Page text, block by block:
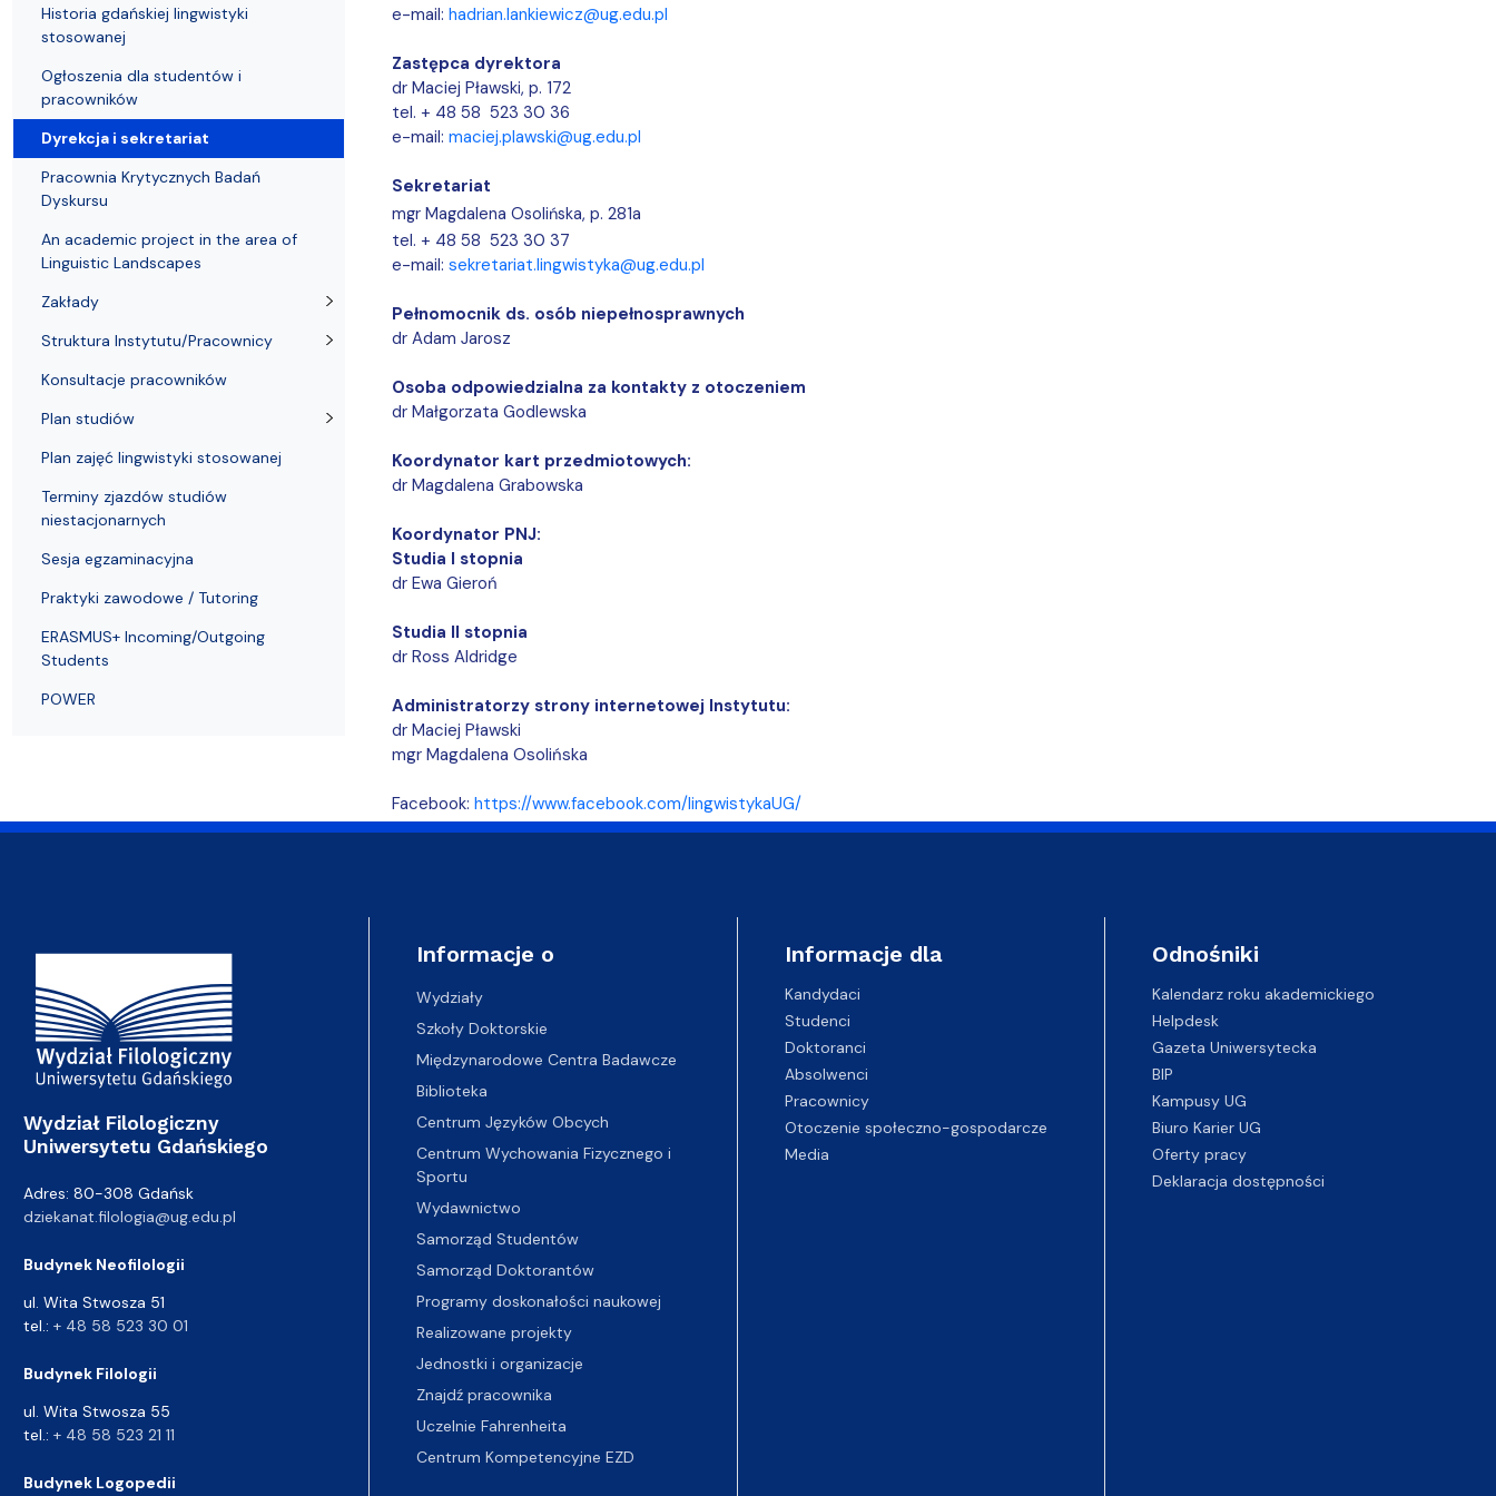
e-mail: hadrian.lankiewicz@ug.edu.pl
Zastępca dyrektora
dr Maciej Pławski, p. 172
tel. + 48 58 523 30 36
e-mail: maciej.plawski@ug.edu.pl
Sekretariat
mgr Magdalena Osolińska, p. 281a
tel. + 48 58 523 30 37
e-mail: sekretariat.lingwistyka@ug.edu.pl
Pełnomocnik ds. osób niepełnosprawnych
dr Adam Jarosz
Osoba odpowiedzialna za kontakty z otoczeniem
dr Małgorzata Godlewska
Koordynator kart przedmiotowych:
dr Magdalena Grabowska
Koordynator PNJ:
Studia I stopnia
dr Ewa Gieroń
Studia II stopnia
dr Ross Aldridge
Administratorzy strony internetowej Instytutu:
dr Maciej Pławski
mgr Magdalena Osolińska
Facebook: https://www.facebook.com/lingwistykaUG/
Historia gdańskiej lingwistyki
stosowanej
Ogłoszenia dla studentów i
pracowników
Dyrekcja i sekretariat
Pracownia Krytycznych Badań
Dyskursu
An academic project in the area of
Linguistic Landscapes
Zakłady
Struktura Instytutu/Pracownicy
Konsultacje pracowników
Plan studiów
Plan zajęć lingwistyki stosowanej
Terminy zjazdów studiów
niestacjonarnych
Sesja egzaminacyjna
Praktyki zawodowe / Tutoring
ERASMUS+ Incoming/Outgoing
Students
POWER
Adres Wydziału
Wydział Filologiczny
Uniwersytetu Gdańskiego
Adres: 80-308 Gdańsk
dziekanat.filologia@ug.edu.pl
Budynek Neofilologii
ul. Wita Stwosza 51
tel.: + 48 58 523 30 01
Budynek Filologii
ul. Wita Stwosza 55
tel.: + 48 58 523 21 11
Budynek Logopedii
Informacje o
Wydziały
Szkoły Doktorskie
Międzynarodowe Centra Badawcze
Biblioteka
Centrum Języków Obcych
Centrum Wychowania Fizycznego i
Sportu
Wydawnictwo
Samorząd Studentów
Samorząd Doktorantów
Programy doskonałości naukowej
Realizowane projekty
Jednostki i organizacje
Znajdź pracownika
Uczelnie Fahrenheita
Centrum Kompetencyjne EZD
Informacje dla
Kandydaci
Studenci
Doktoranci
Absolwenci
Pracownicy
Otoczenie społeczno-gospodarcze
Media
Odnośniki
Kalendarz roku akademickiego
Helpdesk
Gazeta Uniwersytecka
BIP
Kampusy UG
Biuro Karier UG
Oferty pracy
Deklaracja dostępności